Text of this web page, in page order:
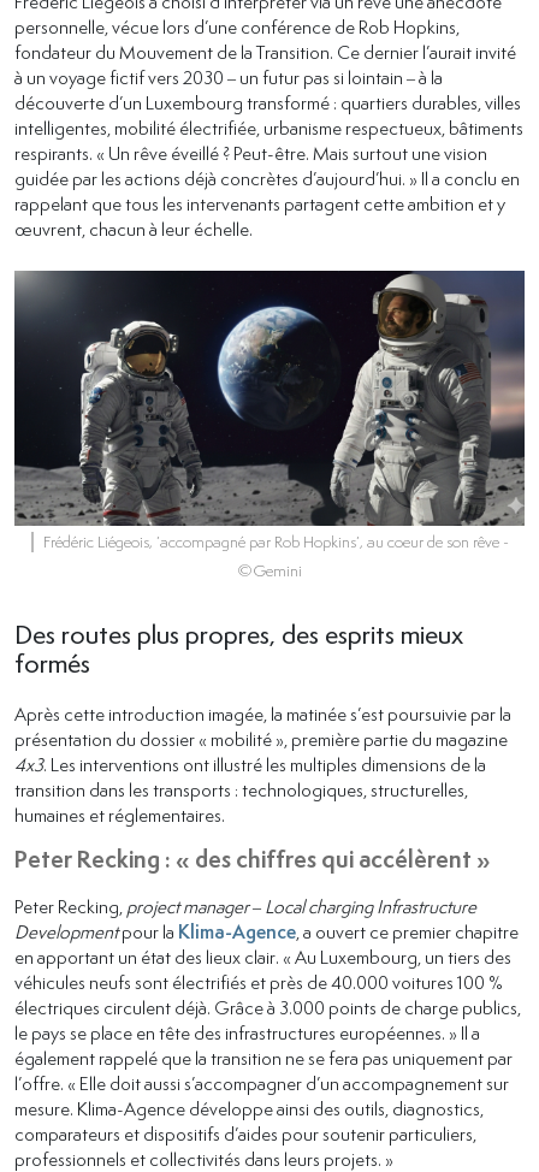
personnelle, vécue lors d’une conférence de Rob Hopkins,
fondateur du Mouvement de la Transition. Ce dernier l’aurait invité
à un voyage fictif vers 2030 – un futur pas si lointain – à la
découverte d’un Luxembourg transformé : quartiers durables, villes
intelligentes, mobilité électrifiée, urbanisme respectueux, bâtiments
respirants. « Un rêve éveillé ? Peut-être. Mais surtout une vision
guidée par les actions déjà concrètes d’aujourd’hui. » Il a conclu en
rappelant que tous les intervenants partagent cette ambition et y
œuvrent, chacun à leur échelle.
Frédéric Liégeois, ’accompagné par Rob Hopkins’, au coeur de son rêve -
©Gemini
Des routes plus propres, des esprits mieux
formés
Après cette introduction imagée, la matinée s’est poursuivie par la
présentation du dossier « mobilité », première partie du magazine
4x3. Les interventions ont illustré les multiples dimensions de la
transition dans les transports : technologiques, structurelles,
humaines et réglementaires.
Peter Recking : « des chiffres qui accélèrent »
Peter Recking, project manager – Local charging Infrastructure
Developmentpour la Klima-Agence , a ouvert ce premier chapitre
en apportant un état des lieux clair. « Au Luxembourg, un tiers des
véhicules neufs sont électrifiés et près de 40.000 voitures 100 %
électriques circulent déjà. Grâce à 3.000 points de charge publics,
le pays se place en tête des infrastructures européennes. » Il a
également rappelé que la transition ne se fera pas uniquement par
l’offre. « Elle doit aussi s’accompagner d’un accompagnement sur
mesure. Klima-Agence développe ainsi des outils, diagnostics,
comparateurs et dispositifs d’aides pour soutenir particuliers,
professionnels et collectivités dans leurs projets. »